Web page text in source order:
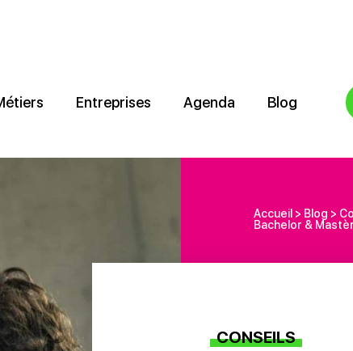
Entreprises Agenda Blog
Accueil > Blog >
Bachelor &
CONSEILS